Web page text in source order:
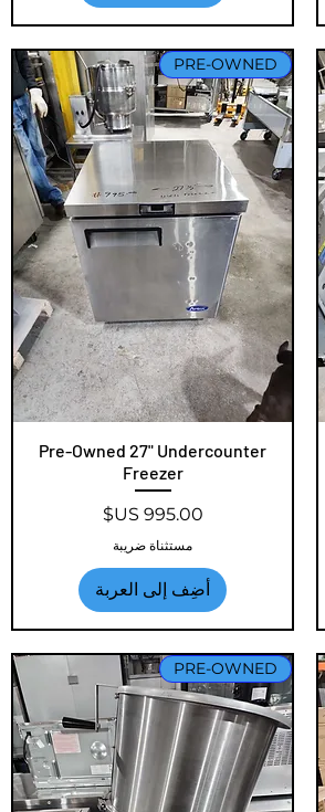
العرض السريع
PRE-OWNED
Pre-Owned 27" Undercounter
Freezer
السعر
مستثناة ضريبة
أضِف إلى العربة
PRE-OWNED